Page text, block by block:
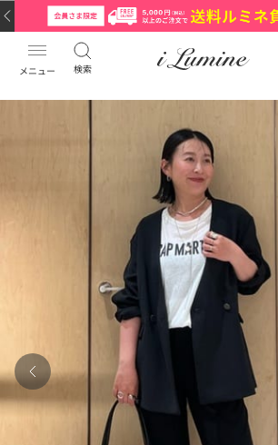
メニュー 検索